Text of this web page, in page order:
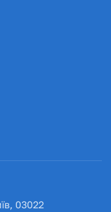
03022